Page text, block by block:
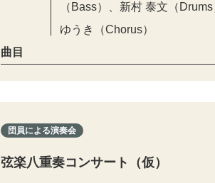
（Bass）、新村 泰文（Drums
ゆうき（Chorus）
曲目
団員による演奏会
弦楽八重奏コンサート（仮）